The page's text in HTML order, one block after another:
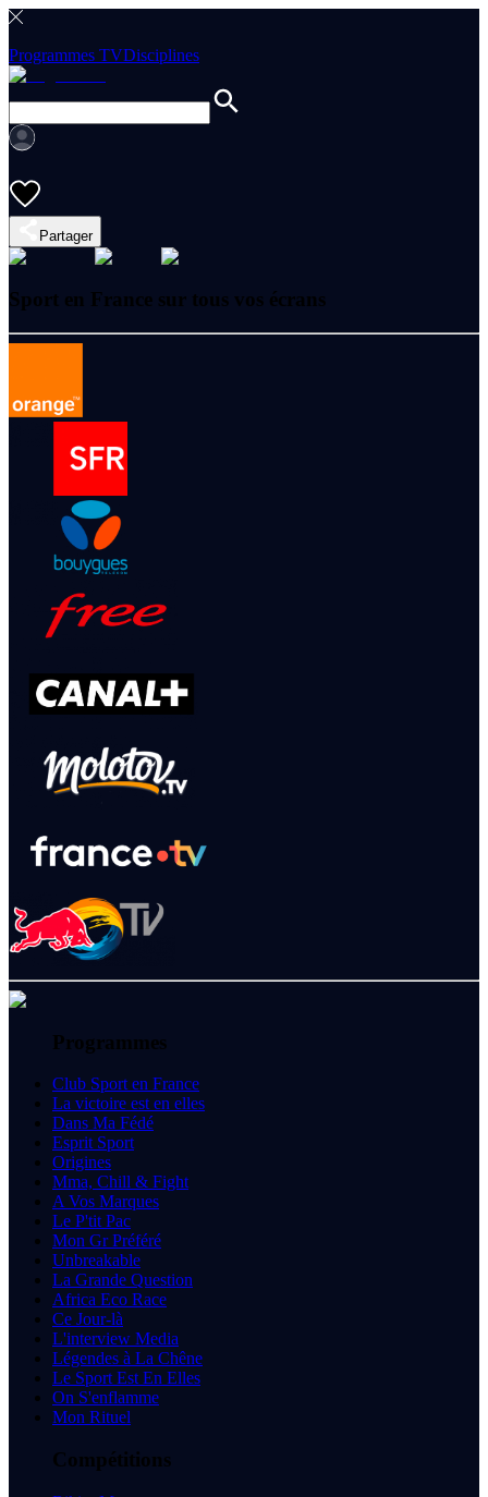
Programmes TVDisciplines
Partager
Sport en France sur tous vos écrans
Programmes
Club Sport en France
La victoire est en elles
Dans Ma Fédé
Esprit Sport
Origines
Mma, Chill & Fight
A Vos Marques
Le P'tit Pac
Mon Gr Préféré
Unbreakable
La Grande Question
Africa Eco Race
Ce Jour-là
L'interview Media
Légendes à La Chêne
Le Sport Est En Elles
On S'enflamme
Mon Rituel
Compétitions